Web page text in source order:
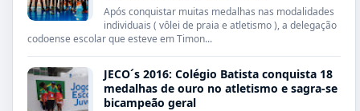
Após conquistar muitas medalhas nas modalidades
individuais ( vôlei de praia e atletismo ), a delegação
codoense escolar que esteve em Timon...
JECO´s 2016: Colégio Batista conquista 18
medalhas de ouro no atletismo e sagra-se
bicampeão geral